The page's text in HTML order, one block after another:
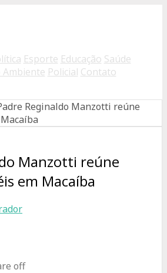
Esporte Educação Saúde
Ambiente Policial Contato
Reginaldo Manzotti reúne
Manzotti reúne
em Macaíba
off